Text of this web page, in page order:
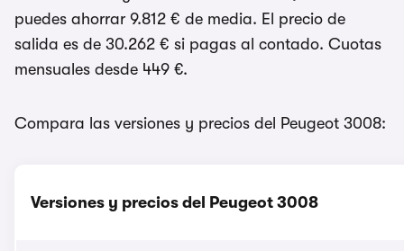
puedes ahorrar 9.812 € de media. El precio de
salida es de 30.262 € si pagas al contado. Cuotas
mensuales desde 449 €.
Compara las versiones y precios del Peugeot 3008:
Versiones y precios del Peugeot 3008